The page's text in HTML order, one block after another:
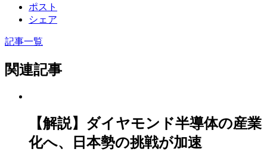
ポスト
シェア
記事一覧
関連記事
【解説】ダイヤモンド半導体の産業
化へ、日本勢の挑戦が加速